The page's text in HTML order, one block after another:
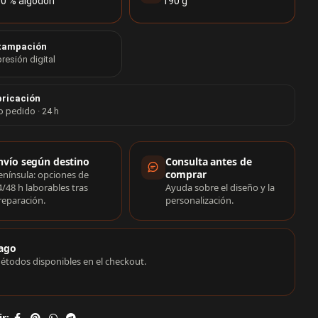
digital
pedido · 24 h
de compra
según destino
opciones de
48 h laborables tras
Consulta antes de
comprar
Ayuda sobre el diseño y la
personalización.
disponibles en el checkout.